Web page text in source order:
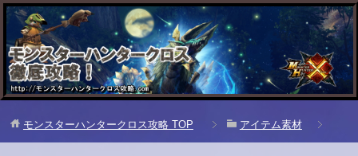
モンスターハンタークロス攻略 TOP アイテム素材